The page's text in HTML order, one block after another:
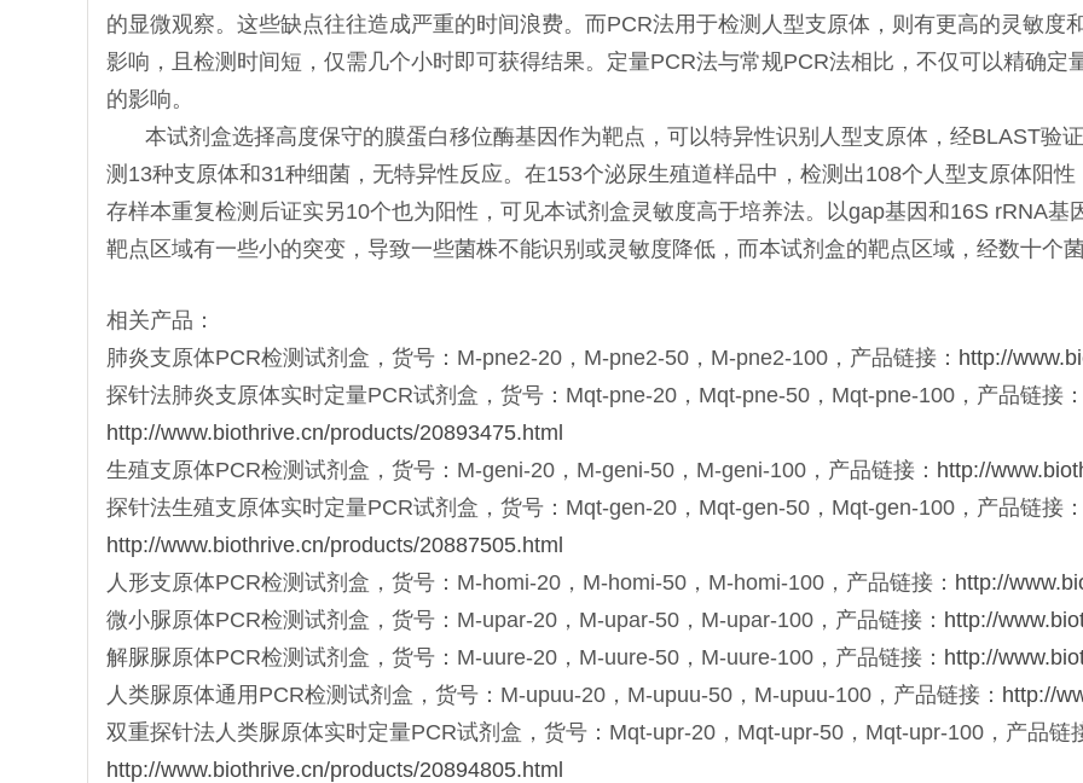
的显微观察。这些缺点往往造成严重的时间浪费。而PCR法用于检测人型支原体，则有更高的灵敏度
影响，且检测时间短，仅需几个小时即可获得结果。定量PCR法与常规PCR法相比，不仅可以精确定
的影响。
本试剂盒选择高度保守的膜蛋白移位酶基因作为靶点，可以特异性识别人型支原体，经BLAST验
测13种支原体和31种细菌，无特异性反应。在153个泌尿生殖道样品中，检测出108个人型支原体阳
存样本重复检测后证实另10个也为阳性，可见本试剂盒灵敏度高于培养法。以gap基因和16S rRNA
靶点区域有一些小的突变，导致一些菌株不能识别或灵敏度降低，而本试剂盒的靶点区域，经数十个
相关产品：
肺炎支原体PCR检测试剂盒，货号：M-pne2-20，M-pne2-50，M-pne2-100，产品链接： http://
探针法肺炎支原体实时定量PCR试剂盒，货号：Mqt-pne-20，Mqt-pne-50，Mqt-pne-100，产品链接
http://www.biothrive.cn/products/20893475.html
生殖支原体PCR检测试剂盒，货号：M-geni-20，M-geni-50，M-geni-100，产品链接： http://
探针法生殖支原体实时定量PCR试剂盒，货号：Mqt-gen-20，Mqt-gen-50，Mqt-gen-100，产品链接
http://www.biothrive.cn/products/20887505.html
人形支原体PCR检测试剂盒，货号：M-homi-20，M-homi-50，M-homi-100，产品链接： http://
微小脲原体PCR检测试剂盒，货号：M-upar-20，M-upar-50，M-upar-100，产品链接： http://
解脲脲原体PCR检测试剂盒，货号：M-uure-20，M-uure-50，M-uure-100，产品链接： http://
人类脲原体通用PCR检测试剂盒，货号：M-upuu-20，M-upuu-50，M-upuu-100，产品链接： http://
双重探针法人类脲原体实时定量PCR试剂盒，货号：Mqt-upr-20，Mqt-upr-50，Mqt-upr-100，产品链
http://www.biothrive.cn/products/20894805.html